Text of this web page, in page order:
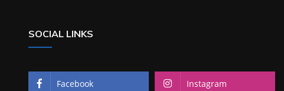
SOCIAL LINKS
Facebook Instagram